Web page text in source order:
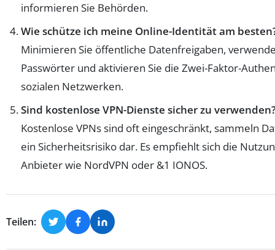
informieren Sie Behörden.
Wie schütze ich meine Online-Identität am
Minimieren Sie öffentliche Datenfreigaben,
Passwörter und aktivieren Sie die Zwei-Faktor-
sozialen Netzwerken.
Sind kostenlose VPN-Dienste sicher zu
Kostenlose VPNs sind oft eingeschränkt, sammeln
ein Sicherheitsrisiko dar. Es empfiehlt sich die
Anbieter wie NordVPN oder &1 IONOS.
Teilen: